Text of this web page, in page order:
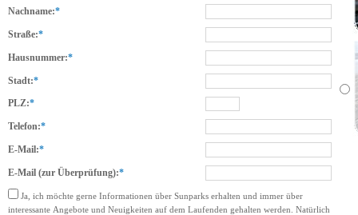
Nachname:*
Straße:*
Hausnummer:*
Stadt:*
PLZ:*
Telefon:*
E-Mail:*
E-Mail (zur Überprüfung):*
Ja, ich möchte gerne Informationen über Sunparks erhalten und immer über
interessante Angebote und Neuigkeiten auf dem Laufenden gehalten werden. Natürlich